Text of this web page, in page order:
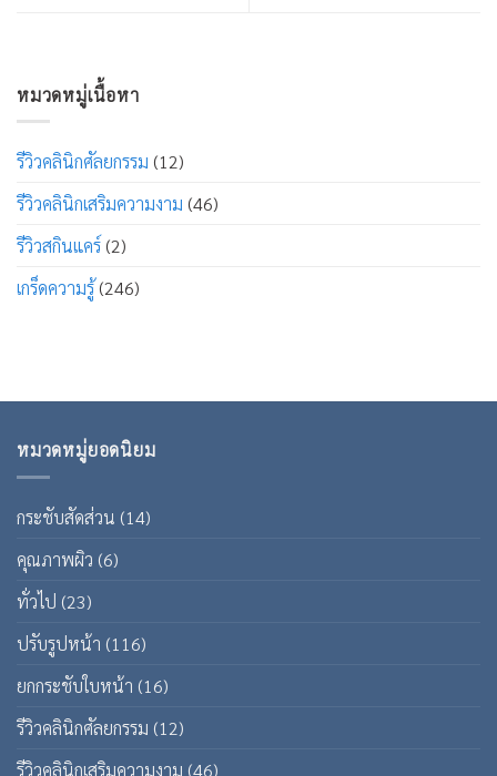
หมวดหมู่เนื้อหา
รีวิวคลินิกศัลยกรรม (12)
รีวิวคลินิกเสริมความงาม (46)
รีวิวสกินแคร์ (2)
เกร็ดความรู้(246)
หมวดหมู่ยอดนิยม
กระชับสัดส่วน (14)
คุณภาพผิว (6)
ทั่วไป (23)
ปรับรูปหน้า (116)
ยกกระชับใบหน้า (16)
รีวิวคลินิกศัลยกรรม (12)
รีวิวคลินิกเสริมความงาม (46)